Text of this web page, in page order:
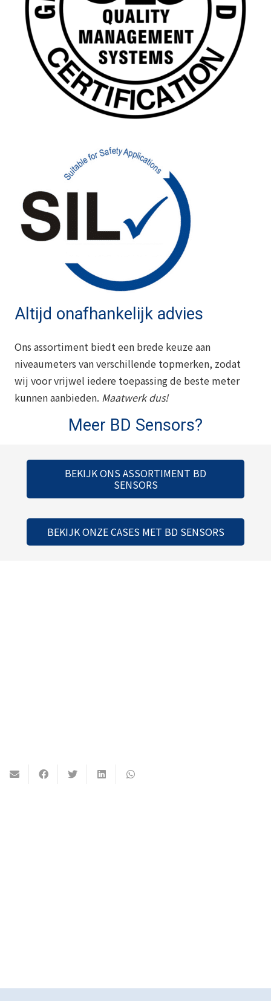
Altijd onafhankelijk advies
Ons assortiment biedt een brede keuze aan
niveaumeters van verschillende topmerken, zodat
wij voor vrijwel iedere toepassing de beste meter
kunnen aanbieden. Maatwerk dus!
Meer BD Sensors?
BEKIJK ONS ASSORTIMENT BD
SENSORS
BEKIJK ONZE CASES MET BD SENSORS